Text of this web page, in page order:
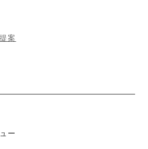
案
ー